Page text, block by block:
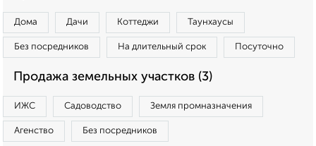
Дома Дачи Коттеджи Таунхаусы
Без посредников На длительный срок Посуточно
Продажа земельных участков (3)
ИЖС Садоводство Земля промназначения
Агенство Без посредников